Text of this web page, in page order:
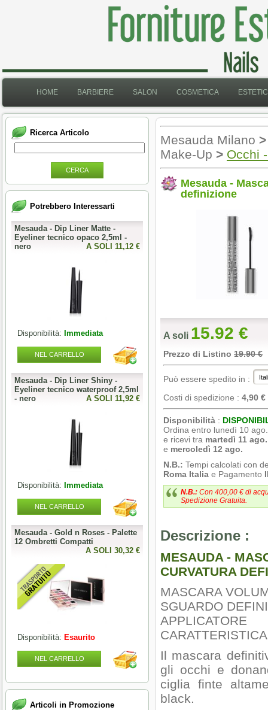
HOME BARBIERE SALON COSMETICA
Ricerca Articolo
CERCA
Potrebbero Interessarti
Mesauda - Dip Liner Matte -
Eyeliner tecnico opaco 2,5ml -
nero
A SOLI 11,12 €
Disponibilità: Immediata
NEL CARRELLO
Mesauda - Dip Liner Shiny -
Eyeliner tecnico waterproof 2,5ml
- nero
A SOLI 11,92 €
Disponibilità: Immediata
NEL CARRELLO
Mesauda - Gold n Roses - Palette
12 Ombretti Compatti
A SOLI 30,32 €
Disponibilità: Esaurito
NEL CARRELLO
Articoli in Promozione
Mesauda Milano >
Make-Up > Occhi
Mesauda -
definizione
A soli 15.92 €
Prezzo di Listino 19.90 €
Può essere spedito in :
Costi di spedizione : 4,90 €
Disponibilità :
Ordina entro lunedì 10
e ricevi tra martedì 11 ago.
e mercoledì 12 ago.
N.B.: Tempi calcolati con
Roma Italia e Pagamento
N.B.: Con 400,00 € di
Spedizione Gratuita.
Descrizione :
MESAUDA -
CURVATURA
MASCARA
SGUARDO
Il mascara
gli occhi e
ciglia finte
black.